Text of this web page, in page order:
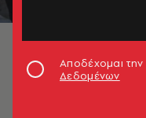
© Άγγελος Μίχας
Αποδέχομαι την
Δεδομένων